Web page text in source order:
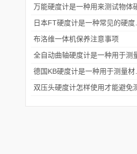
布洛维一体机保养注意事项